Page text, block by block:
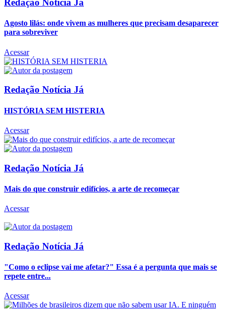
Redação Notícia Já
Agosto lilás: onde vivem as mulheres que precisam desaparecer
para sobreviver
Acessar
Redação Notícia Já
HISTÓRIA SEM HISTERIA
Acessar
Redação Notícia Já
Mais do que construir edifícios, a arte de recomeçar
Acessar
Redação Notícia Já
"Como o eclipse vai me afetar?" Essa é a pergunta que mais se
repete entre...
Acessar